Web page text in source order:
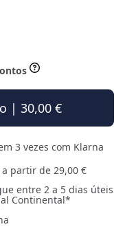
| 30,00 €
3 vezes com Klarna
partir de 29,00 €
entre 2 a 5 dias úteis
Continental*